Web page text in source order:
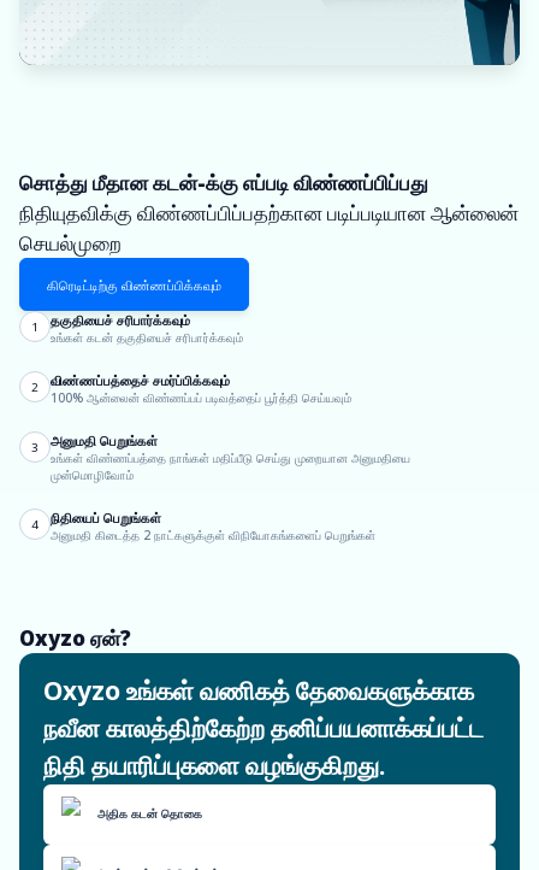
சொத்து மீதான கடன்-க்கு எப்படி விண்ணப்பிப்பது
நிதியுதவிக்கு விண்ணப்பிப்பதற்கான படிப்படியான ஆன்லைன்
செயல்முறை
கிரெடிட்டிற்கு விண்ணப்பிக்கவும்
1 தகுதியைச் சரிபார்க்கவும்
உங்கள் கடன் தகுதியைச் சரிபார்க்கவும்
2 விண்ணப்பத்தைச் சமர்ப்பிக்கவும்
100% ஆன்லைன் விண்ணப்பப் படிவத்தைப் பூர்த்தி செய்யவும்
3 அனுமதி பெறுங்கள்
உங்கள் விண்ணப்பத்தை நாங்கள் மதிப்பீடு செய்து முறையான அனுமதியை
முன்மொழிவோம்
4 நிதியைப் பெறுங்கள்
அனுமதி கிடைத்த 2 நாட்களுக்குள் விநியோகங்களைப் பெறுங்கள்
Oxyzo ஏன்?
Oxyzo உங்கள் வணிகத் தேவைகளுக்காக
நவீன காலத்திற்கேற்ற தனிப்பயனாக்கப்பட்ட
நிதி தயாரிப்புகளை வழங்குகிறது.
அதிக கடன் தொகை